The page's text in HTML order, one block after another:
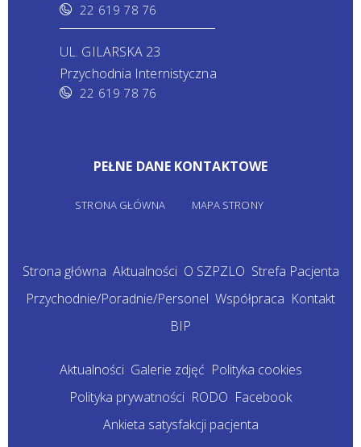
22 619 78 76
UL. GILARSKA 23
Przychodnia Internistyczna
22 619 78 76
PEŁNE DANE KONTAKTOWE
STRONA GŁÓWNA MAPA STRONY
Strona główna Aktualności O SZPZLO Strefa Pacjenta
Przychodnie/Poradnie/Personel Współpraca Kontakt
BIP
Aktualności Galerie zdjęć Polityka cookies
Polityka prywatności RODO Facebook
Ankieta satysfakcji pacjenta